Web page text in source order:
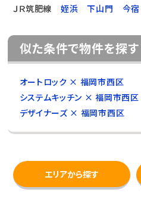
ＪＲ筑肥線
姪浜 下山門 今宿
似た条件で物件を探す
オートロック × 福岡市西区
システムキッチン × 福岡市西区
デザイナーズ × 福岡市西区
エリアから探す